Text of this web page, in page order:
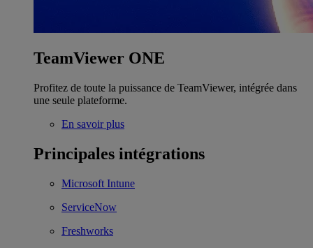
TeamViewer ONE
Profitez de toute la puissance de TeamViewer, intégrée dans
une seule plateforme.
En savoir plus
Principales intégrations
Microsoft Intune
ServiceNow
Freshworks